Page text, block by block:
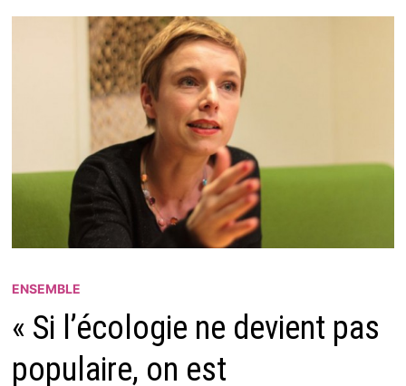
ENSEMBLE
« Si l’écologie ne devient pas
populaire, on est